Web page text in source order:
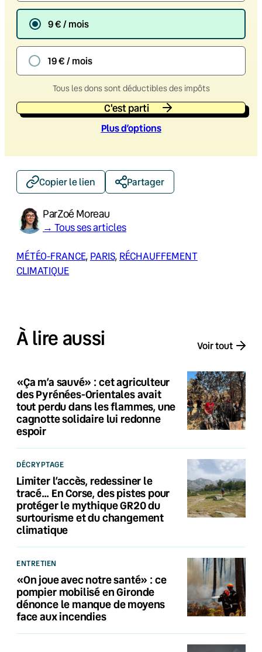
9 € / mois
19 € / mois
Tous les dons sont déductibles des impôts
C'est parti
Plus d’options
Copier le lien Partager
ParZoé Moreau
→ Tous ses articles
MÉTÉO-FRANCE, PARIS, RÉCHAUFFEMENT
CLIMATIQUE
À lire aussi Voir tout
«Ça m’a sauvé» : cet agriculteur
des Pyrénées-Orientales avait
tout perdu dans les flammes, une
cagnotte solidaire lui redonne
espoir
DÉCRYPTAGE
Limiter l’accès, redessiner le
tracé… En Corse, des pistes pour
protéger le mythique GR20 du
surtourisme et du changement
climatique
ENTRETIEN
«On joue avec notre santé» : ce
pompier mobilisé en Gironde
dénonce le manque de moyens
face aux incendies